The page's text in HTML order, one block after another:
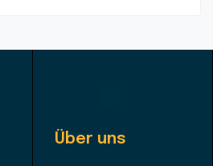
Über uns